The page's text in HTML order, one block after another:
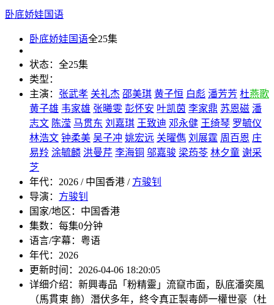
卧底娇娃国语
卧底娇娃国语全25集
状态： 全25集
类型：
主演： 张武孝 关礼杰 邵美琪 黄子恒 白彪 潘芳芳 杜燕歌
黄子雄 韦家雄 张曦雯 彭怀安 叶凯茵 李家鼎 苏恩磁 潘
志文 陈滢 马贯东 刘嘉琪 王致迪 邓永健 王绮琴 罗毓仪
林浩文 钟柔美 吴子冲 姚宏远 关曜儁 刘展霆 周百恩 庄
易羚 涂毓麟 洪曼芹 李海铜 邬嘉骏 梁荺苓 林夕童 谢采
芝
年代： 2026 / 中国香港 / 方骏钊
导演： 方骏钊
国家/地区： 中国香港
集数： 每集0分钟
语言/字幕： 粤语
年代： 2026
更新时间： 2026-04-06 18:20:05
详细介绍： 新興毒品「粉精靈」流竄市面，臥底潘奕風
（馬貫東 飾）潛伏多年，終令真正製毒師一權世豪（杜